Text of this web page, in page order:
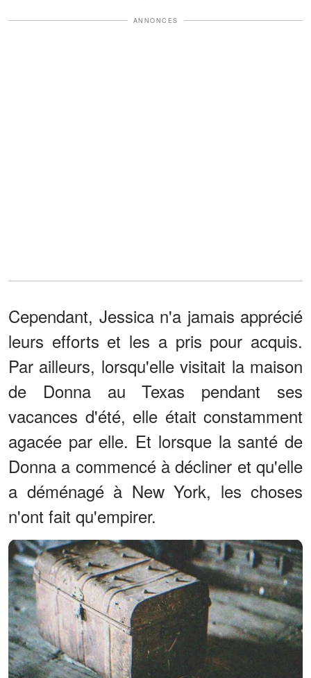
ANNONCES
Cependant, Jessica n'a jamais apprécié
leurs efforts et les a pris pour acquis.
Par ailleurs, lorsqu'elle visitait la maison
de Donna au Texas pendant ses
vacances d'été, elle était constamment
agacée par elle. Et lorsque la santé de
Donna a commencé à décliner et qu'elle
a déménagé à New York, les choses
n'ont fait qu'empirer.